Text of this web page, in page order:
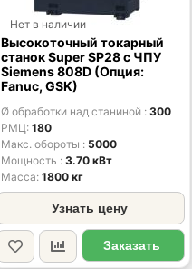
Нет в наличии
Высокоточный токарный
станок Super SP28 с ЧПУ
Siemens 808D (Опция:
Fanuc, GSK)
Ø обработки над станиной
300
РМЦ 180
Макс. обороты
5000
Мощность
3.70 кВт
Масса 1800 кг
Узнать цену
Заказать